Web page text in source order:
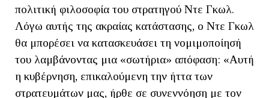
πολιτική φιλοσοφία του στρατηγού Ντε Γκωλ.
Λόγω αυτής της ακραίας κατάστασης, ο Ντε Γκωλ
θα μπορέσει να κατασκευάσει τη νομιμοποίησή
του λαμβάνοντας μια «σωτήρια» απόφαση: «Αυτή
η κυβέρνηση, επικαλούμενη την ήττα των
στρατευμάτων μας, ήρθε σε συνεννόηση με τον